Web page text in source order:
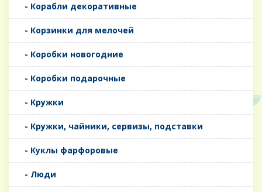
- Корабли декоративные
- Корзинки для мелочей
- Коробки новогодние
- Коробки подарочные
- Кружки
- Кружки, чайники, сервизы, подставки
- Куклы фарфоровые
- Люди